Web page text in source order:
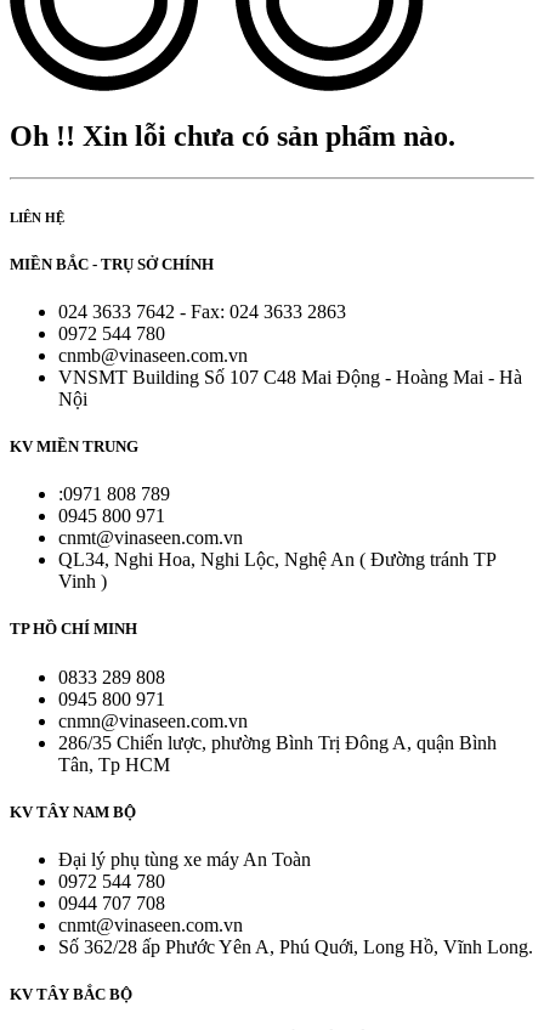
Oh !! Xin lỗi chưa có sản phẩm nào.
LIÊN HỆ
MIỀN BẮC - TRỤ SỞ CHÍNH
024 3633 7642 - Fax: 024 3633 2863
0972 544 780
cnmb@vinaseen.com.vn
VNSMT Building Số 107 C48 Mai Động - Hoàng Mai - Hà
Nội
KV MIỀN TRUNG
:0971 808 789
0945 800 971
cnmt@vinaseen.com.vn
QL34, Nghi Hoa, Nghi Lộc, Nghệ An ( Đường tránh TP
Vinh )
TP HỒ CHÍ MINH
0833 289 808
0945 800 971
cnmn@vinaseen.com.vn
286/35 Chiến lược, phường Bình Trị Đông A, quận Bình
Tân, Tp HCM
KV TÂY NAM BỘ
Đại lý phụ tùng xe máy An Toàn
0972 544 780
0944 707 708
cnmt@vinaseen.com.vn
Số 362/28 ấp Phước Yên A, Phú Quới, Long Hồ, Vĩnh Long.
KV TÂY BẮC BỘ